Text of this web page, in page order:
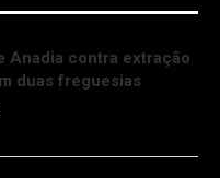
Anadia contra extração
duas freguesias